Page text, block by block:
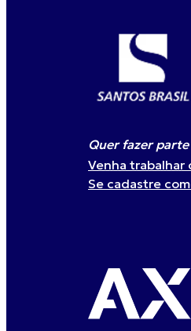
Quer fazer
Venha trabalhar
Se cadastre